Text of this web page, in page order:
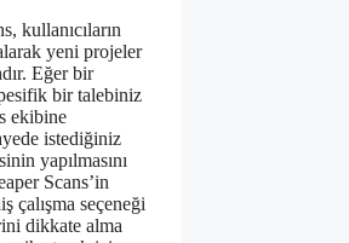
kullanıcıların
yeni projeler
Eğer bir
bir talebiniz
ekibine
istediğiniz
yapılmasını
Scans’in
çalışma seçeneği
dikkate alma